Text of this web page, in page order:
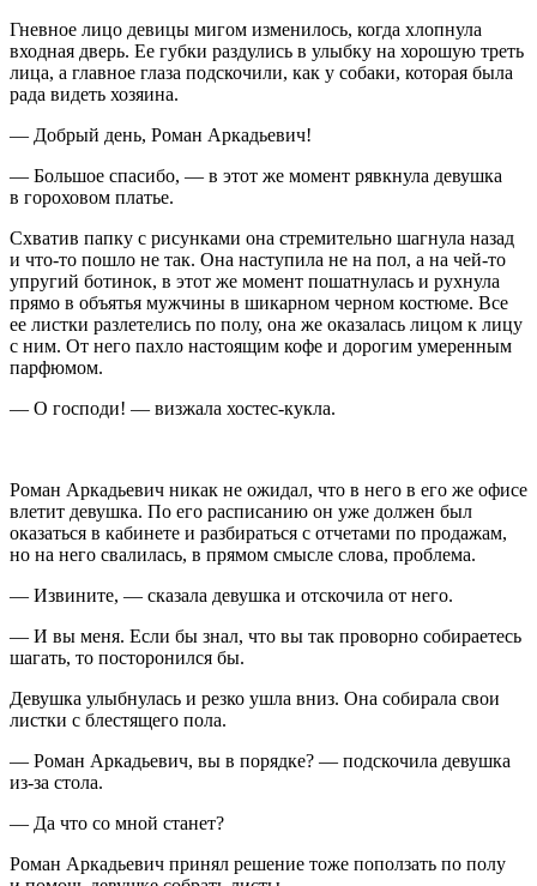
Гневное лицо девицы мигом изменилось, когда хлопнула
входная дверь. Ее губки раздулись в улыбку на хорошую треть
лица, а главное глаза подскочили, как у собаки, которая была
рада видеть хозяина.
— Добрый день, Роман Аркадьевич!
— Большое спасибо, — в этот же момент рявкнула девушка
в гороховом платье.
Схватив папку с рисунками она стремительно шагнула назад
и что-то пошло не так. Она наступила не на пол, а на чей-то
упругий ботинок, в этот же момент пошатнулась и рухнула
прямо в объятья мужчины в шикарном черном костюме. Все
ее листки разлетелись по полу, она же оказалась лицом к лицу
с ним. От него пахло настоящим кофе и дорогим умеренным
парфюмом.
— О господи! — визжала хостес-кукла.
Роман Аркадьевич никак не ожидал, что в него в его же офисе
влетит девушка. По его расписанию он уже должен был
оказаться в кабинете и разбираться с отчетами по продажам,
но на него свалилась, в прямом смысле слова, проблема.
— Извините, — сказала девушка и отскочила от него.
— И вы меня. Если бы знал, что вы так проворно собираетесь
шагать, то посторонился бы.
Девушка улыбнулась и резко ушла вниз. Она собирала свои
листки с блестящего пола.
— Роман Аркадьевич, вы в порядке? — подскочила девушка
из-за стола.
— Да что со мной станет?
Роман Аркадьевич принял решение тоже поползать по полу